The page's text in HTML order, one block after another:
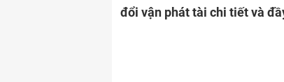
đổi vận phát tài chi tiết và